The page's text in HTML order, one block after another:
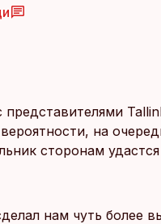
представителями
на
сторонам
нам чуть более